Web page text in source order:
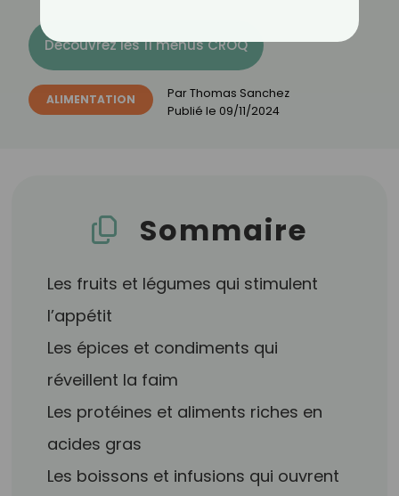
Découvrez les 11 menus CROQ
ALIMENTATION ParThomas Sanchez
Publié le 09/11/2024
Sommaire
Les fruits et légumes qui stimulent
l’appétit
Les épices et condiments qui
réveillent la faim
Les protéines et aliments riches en
acides gras
Les boissons et infusions qui ouvrent